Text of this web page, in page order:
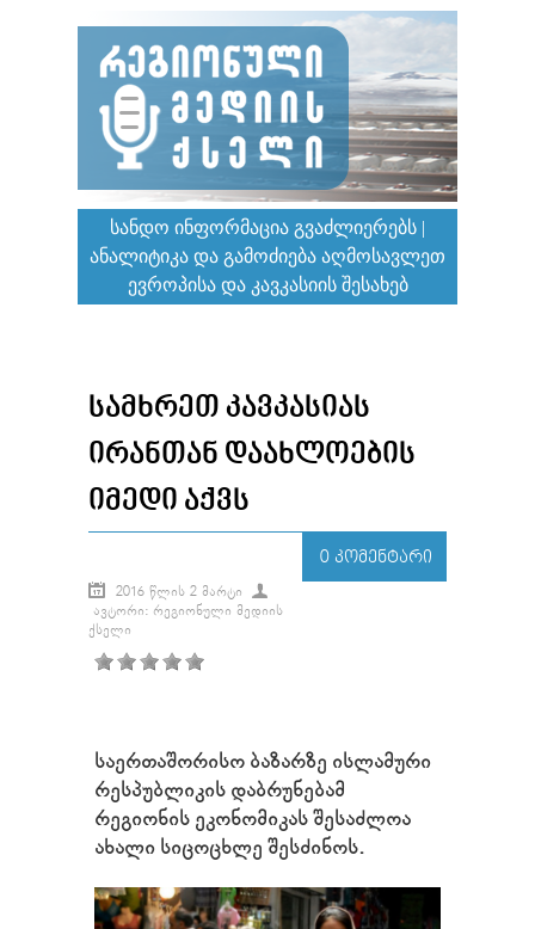
ᲡᲐᲜᲓᲝ ᲘᲜᲤᲝᲠᲛᲐᲪᲘᲐ ᲒᲕᲐᲫᲚᲘᲔᲠᲔᲑᲡ |
ᲐᲜᲐᲚᲘᲢᲘᲙᲐ ᲓᲐ ᲒᲐᲛᲝᲫᲘᲔᲑᲐ ᲐᲦᲛᲝᲡᲐᲕᲚᲔᲗ
ᲔᲕᲠᲝᲞᲘᲡᲐ ᲓᲐ ᲙᲐᲕᲙᲐᲡᲘᲘᲡ ᲨᲔᲡᲐᲮᲔᲑ
ᲡᲐᲛᲮᲠᲔᲗ ᲙᲐᲕᲙᲐᲡᲘᲐᲡ
ᲘᲠᲐᲜᲗᲐᲜ ᲓᲐᲐᲮᲚᲝᲔᲑᲘᲡ
ᲘᲛᲔᲓᲘ ᲐᲥᲕᲡ
0 ᲙᲝᲛᲔᲜᲢᲐᲠᲘ
2016 ᲬᲚᲘᲡ 2 ᲛᲐᲠᲢᲘ
ᲐᲕᲢᲝᲠᲘ: ᲠᲔᲒᲘᲝᲜᲣᲚᲘ ᲛᲔᲓᲘᲘᲡ
ᲥᲡᲔᲚᲘ
საერთაშორისო ბაზარზე ისლამური
რესპუბლიკის დაბრუნებამ
რეგიონის ეკონომიკას შესაძლოა
ახალი სიცოცხლე შესძინოს.